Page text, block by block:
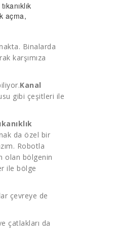
tıkanıklık
açma,
Binalarda
karşımıza
Kanal
gibi çeşitleri ile
da özel bir
Robotla
olan bölgenin
ile bölge
çevreye de
çatlakları da